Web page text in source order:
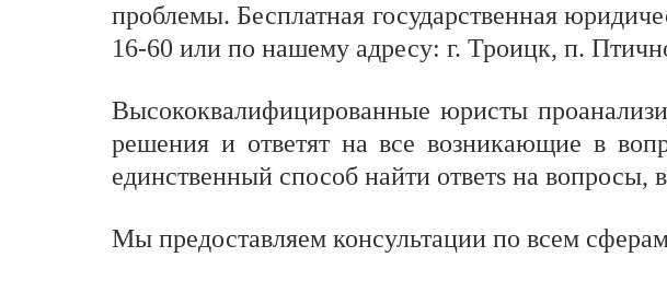
проблемы. Бесплатная государственная
16-60 или по нашему адресу: г. Троицк, п.
Высококвалифицированные юристы
решения и ответят на все возникающие в
единственный способ найти ответs на
Мы предоставляем консультации по всем